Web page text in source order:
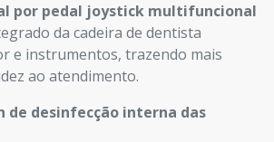
por pedal joystick multifuncional
da cadeira de dentista
e instrumentos, trazendo mais
ao atendimento.
de desinfecção interna das